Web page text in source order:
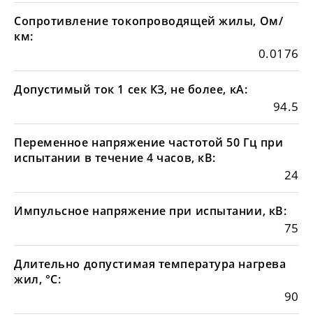
Сопротивление токопроводящей жилы, Ом/
км:
0.0176
Допустимый ток 1 сек КЗ, не более, кА:
94.5
Переменное напряжение частотой 50 Гц при
испытании в течение 4 часов, кВ:
24
Импульсное напряжение при испытании, кВ:
75
Длительно допустимая температура нагрева
жил, °С:
90